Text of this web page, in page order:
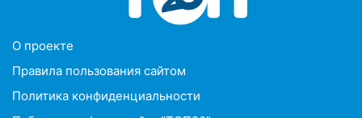
O проекте
Правила пользования сайтом
Политика конфиденциальности